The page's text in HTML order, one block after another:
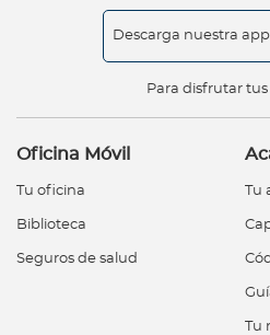
Descarga nuestra app
Para disfrutar
Oficina Móvil
Tu oficina
Biblioteca
Seguros de salud
Tu
Tu